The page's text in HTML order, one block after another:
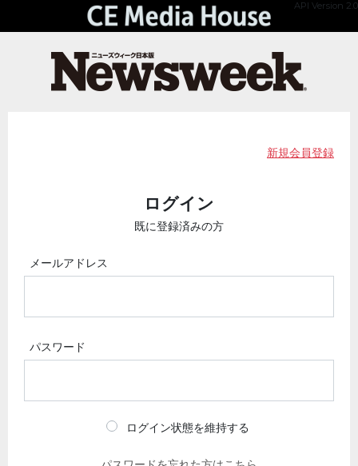
API Version 2.0
新規会員登録
ログイン
既に登録済みの方
メールアドレス
パスワード
ログイン状態を維持する